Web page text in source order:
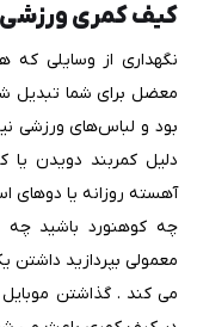
کیف کمری ورزشی
نگهداری از وسایلی که
معضل برای شما تبدیل
بود و لباس‌های ورزشی
دلیل کمربند دویدن
آهسته روزانه یا دوهای
چه کوهنورد باشید چه
معمولی بپردازید
می کند . گذاشتن